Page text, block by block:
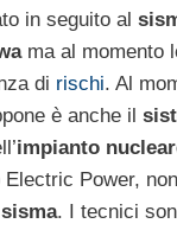
in seguito al
ma al momento
di rischi. Al
è anche il
impianto
Electric Power,
sisma. I tecnici